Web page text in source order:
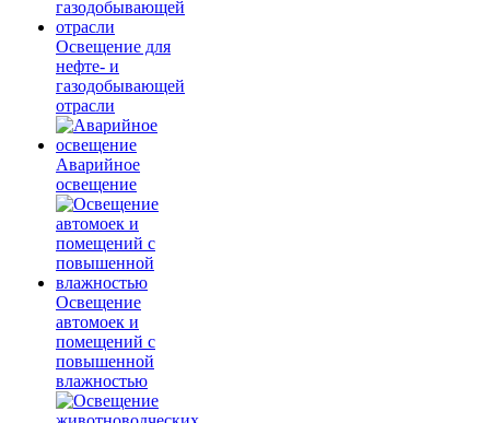
Освещение для
нефте- и
газодобывающей
отрасли
Аварийное
освещение
Освещение
автомоек и
помещений с
повышенной
влажностью